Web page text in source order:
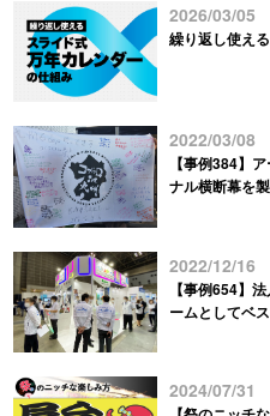
2026/03/05
繰り返し使え
2022/03/08
【事例384】
ナル横断幕を
2022/12/16
【事例654】
ームとしてベ
2024/07/31